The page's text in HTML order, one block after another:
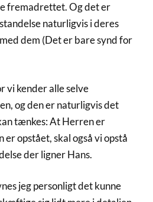
fremadrettet. Og det er
naturligvis i deres
dem (Det er bare synd for
vi kender alle selve
og den er naturligvis det
tænkes: At Herren er
er opstået, skal også vi opstå
der ligner Hans.
jeg personligt det kunne